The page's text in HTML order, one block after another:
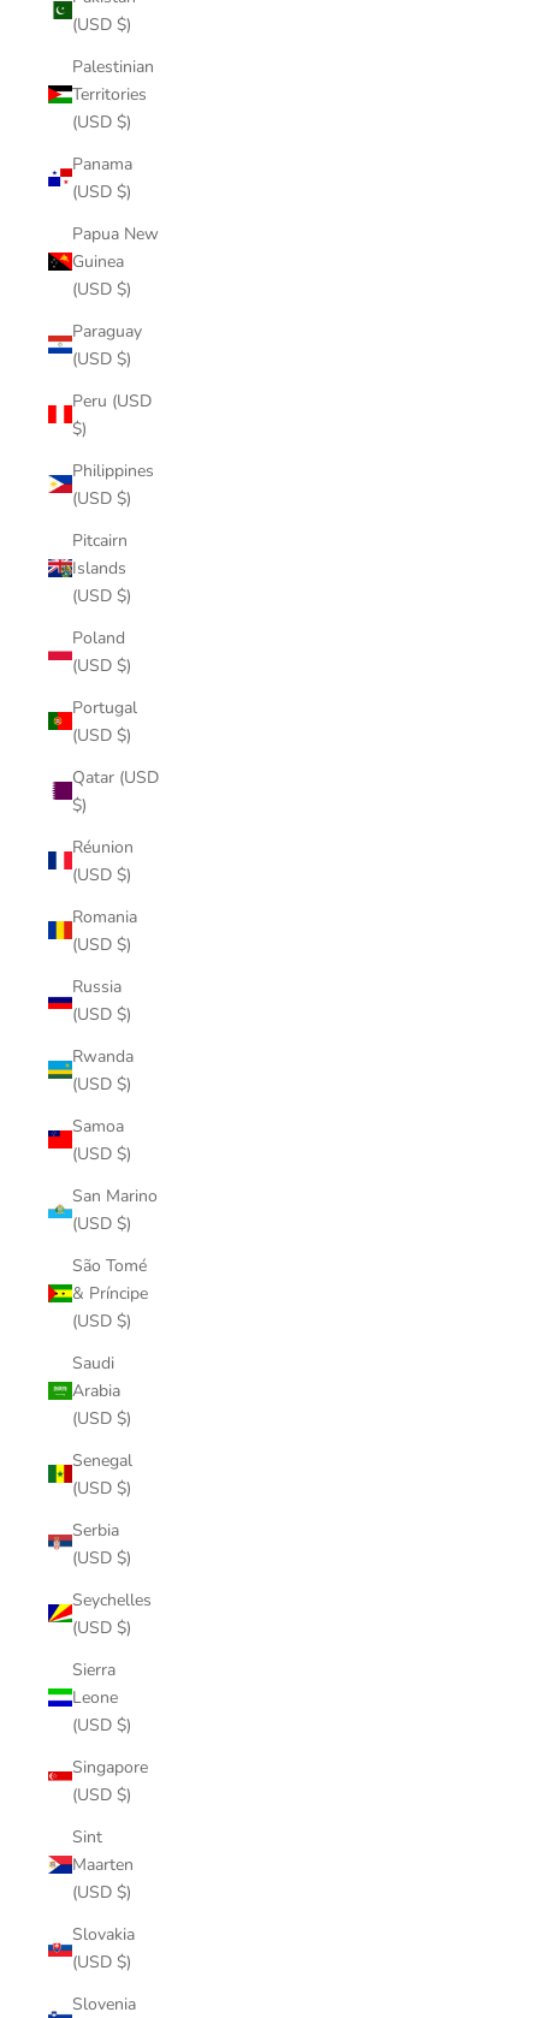
(USD $)
Palestinian
Territories
(USD $)
Panama
(USD $)
Papua New
Guinea
(USD $)
Paraguay
(USD $)
Peru (USD
$)
Philippines
(USD $)
Pitcairn
Islands
(USD $)
Poland
(USD $)
Portugal
(USD $)
Qatar (USD
$)
Réunion
(USD $)
Romania
(USD $)
Russia
(USD $)
Rwanda
(USD $)
Samoa
(USD $)
San Marino
(USD $)
São Tomé
& Príncipe
(USD $)
Saudi
Arabia
(USD $)
Senegal
(USD $)
Serbia
(USD $)
Seychelles
(USD $)
Sierra
Leone
(USD $)
Singapore
(USD $)
Sint
Maarten
(USD $)
Slovakia
(USD $)
Slovenia